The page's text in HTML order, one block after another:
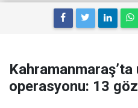
operasyonu: 13